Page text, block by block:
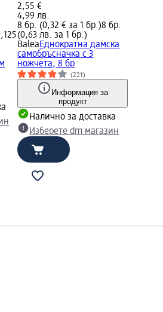
2,55 €
4,99 лв.
8 бр. (0,32 € за 1 бр.)8 бр.
(0,63 лв. за 1 бр.)
BaleaЕднократна дамска
самобръсначка с 3
ножчета, 8 бр
(221)
Информация за
продукт
Налично за доставка
Изберете dm магазин